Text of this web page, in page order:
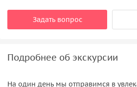
Задать вопрос
Подробнее об экскурсии
На один день мы отправимся в